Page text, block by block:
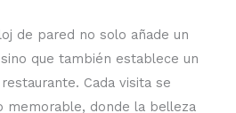
de pared no solo añade un
que también establece un
Cada visita se
memorable, donde la belleza